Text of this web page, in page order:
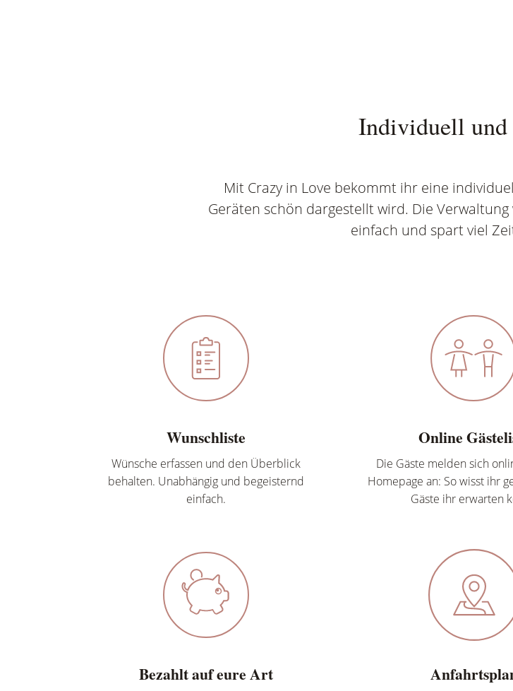
Individuell und
Mit Crazy in Love bekommt ihr eine
Geräten schön dargestellt wird. Die
einfach und spart viel
Wunschliste
Wünsche erfassen und den Überblick
behalten. Unabhängig und begeisternd
einfach.
Online
Die Gäste melden sich
Homepage an: So wisst ihr
Gäste ihr erwarten
Bezahlt auf eure Art